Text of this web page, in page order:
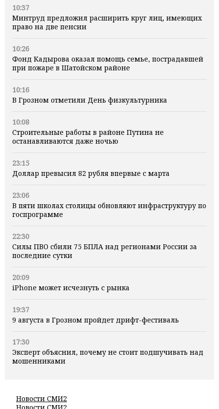
10:37
Минтруд предложил расширить круг лиц, имеющих
право на две пенсии
10:26
Фонд Кадырова оказал помощь семье, пострадавшей
при пожаре в Шатойском районе
10:16
В Грозном отметили День физкультурника
10:08
Строительные работы в районе Путина не
останавливаются даже ночью
23:15
Доллар превысил 82 рубля впервые с марта
23:06
В пяти школах столицы обновляют инфраструктуру по
госпрограмме
22:30
Силы ПВО сбили 75 БПЛА над регионами России за
последние сутки
20:09
iPhone может исчезнуть с рынка
19:37
9 августа в Грозном пройдет дрифт-фестиваль
17:30
Эксперт объяснил, почему не стоит подшучивать над
мошенниками
Новости СМИ2